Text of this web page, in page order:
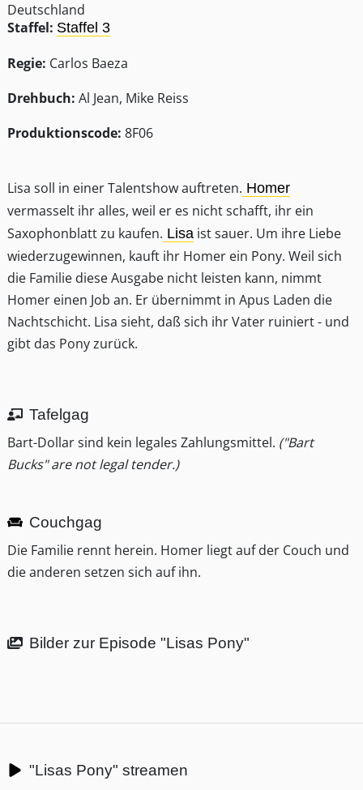
Staffel: Staffel 3
Regie: Carlos Baeza
Drehbuch: Al Jean, Mike Reiss
Produktionscode: 8F06
Lisa soll in einer Talentshow auftreten. Homer
vermasselt ihr alles, weil er es nicht schafft, ihr ein
Saxophonblatt zu kaufen. Lisa ist sauer. Um ihre Liebe
wiederzugewinnen, kauft ihr Homer ein Pony. Weil sich
die Familie diese Ausgabe nicht leisten kann, nimmt
Homer einen Job an. Er übernimmt in Apus Laden die
Nachtschicht. Lisa sieht, daß sich ihr Vater ruiniert - und
gibt das Pony zurück.
Tafelgag
Bart-Dollar sind kein legales Zahlungsmittel. ("Bart
Bucks" are not legal tender.)
Couchgag
Die Familie rennt herein. Homer liegt auf der Couch und
die anderen setzen sich auf ihn.
Bilder zur Episode "Lisas Pony"
"Lisas Pony" streamen